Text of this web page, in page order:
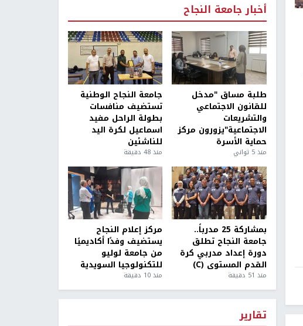
أخبار جامعة النجاح
طلبة مساق "مدخل
للقانون الاجتماعي
والتشريعات
الاجتماعية"يزورون مركز
حماية الأسرة
منذ 5 ثواني
جامعة النجاح الوطنية
تستضيف منافسات
بطولة الراحل مفيد
اسماعيل لكرة اليد
للناشئين
منذ 48 دقيقة
بمشاركة 25 مدرباً..
جامعة النجاح تطلق
دورة إعداد مدربي كرة
القدم المستوى (C)
منذ 51 دقيقة
مركز إعلام النجاح
يستضيف وفدًا أكاديميًا
من جامعة لوليو
للتكنولوجيا السويدية
منذ 10 دقيقة
تقارير